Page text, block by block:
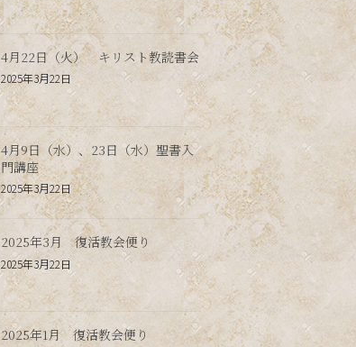
投
稿
の
ペ
ー
ジ
送
り
4月22日（火） キリスト教読書会
2025年3月22日
4月9日（水）、23日（水）聖書入
門講座
2025年3月22日
2025年3月 復活教会便り
2025年3月22日
2025年1月 復活教会便り